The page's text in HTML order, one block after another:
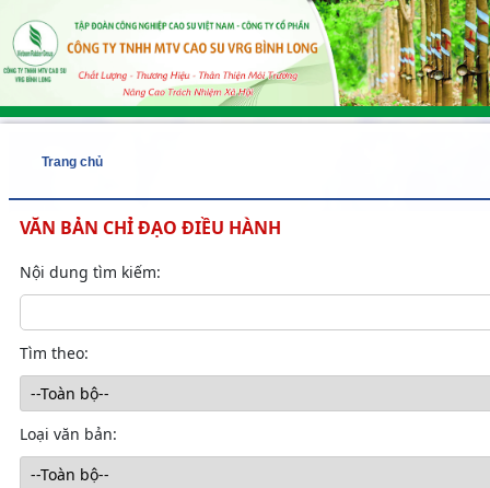
Trang chủ
VĂN BẢN CHỈ ĐẠO ĐIỀU HÀNH
Nội dung tìm kiếm:
Tìm theo:
Loại văn bản: